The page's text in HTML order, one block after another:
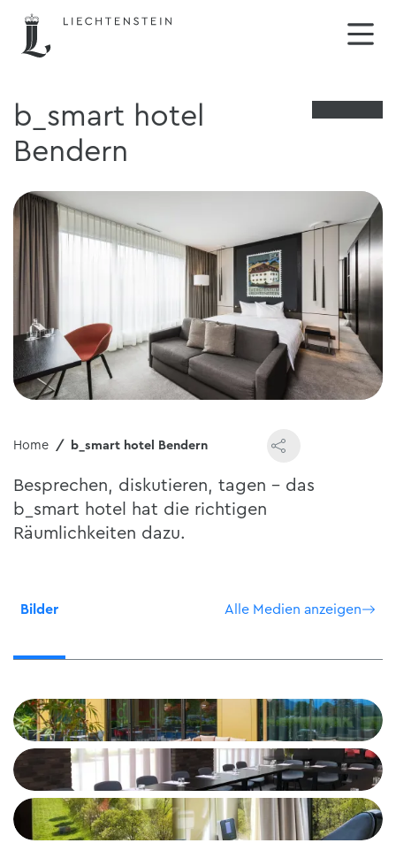
b_smart hotel
Bendern
Home b_smart hotel Bendern
Besprechen, diskutieren, tagen – das
b_smart hotel hat die richtigen
Räumlichkeiten dazu.
Bilder Alle Medien anzeigen